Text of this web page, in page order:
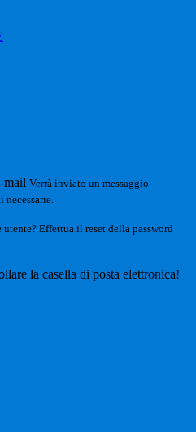
mail Verrà inviato un messaggio
Effettua il reset della password
la casella di posta elettronica!